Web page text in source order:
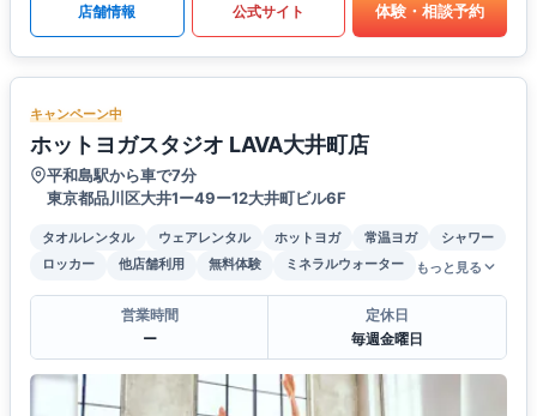
店舗情報 公式サイト 体験・相談予約
キャンペーン中
ホットヨガスタジオ LAVA大井町店
平和島駅から車で7分
東京都品川区大井1ー49ー12大井町ビル6F
タオルレンタル ウェアレンタル ホットヨガ 常温ヨガ
シャワー
ロッカー
他店舗利用 無料体験 ミネラルウォーター もっと見る
営業時間
ー
定休日
毎週金曜日